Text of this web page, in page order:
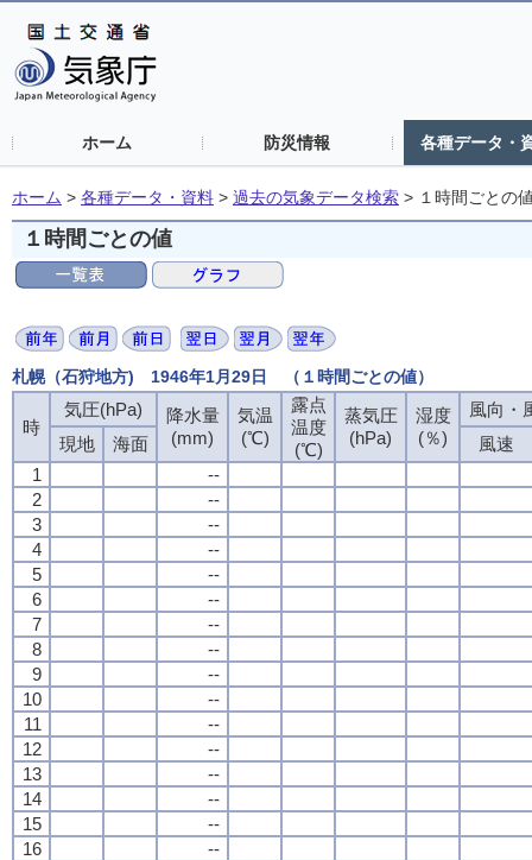
ホーム 防災情報 各種データ・
ホーム > 各種データ・資料 > 過去の気象データ検索 > １時間ごとの
１時間ごとの値
札幌（石狩地方) 1946年1月29日 （１時間ごとの値）
時
気圧(hPa)
降水量
(mm)
気温
(℃)
露点
温度
(℃)
蒸気圧
(hPa)
湿度
(％)
風向・
現地
海面
風速
1
--
2
--
3
--
4
--
5
--
6
--
7
--
8
--
9
--
10
--
11
--
12
--
13
--
14
--
15
--
16
--